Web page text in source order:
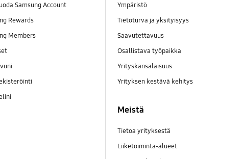
Samsung Account
Rewards
Members
Ympäristö
Tietoturva ja yksityisyys
Saavutettavuus
Osallistava työpaikka
Yrityskansalaisuus
Yrityksen kestävä kehitys
Meistä
Tietoa yrityksestä
Liiketoiminta-alueet